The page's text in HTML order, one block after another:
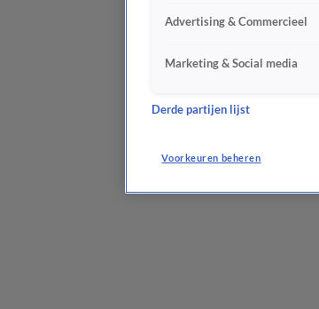
Advertising & Commercieel
Marketing & Social media
Derde partijen lijst
Voorkeuren beheren